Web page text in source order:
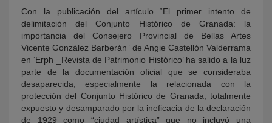
Con la publicación del artículo “El primer intento de
delimitación del Conjunto Histórico de Granada: la
importancia del Consejero Provincial de Bellas Artes
Vicente González Barberán” de Angie Castellón Valderrama
en ‘Erph _Revista de Patrimonio Histórico’ ha salido a la luz
parte de la documentación oficial que se consideraba
desaparecida, especialmente la relacionada con la
protección del Conjunto Histórico de Granada, totalmente
expuesto y desamparado por la ineficacia de la declaración
de 1929 como “ciudad artística” que no incluyó una